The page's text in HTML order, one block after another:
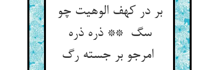
بر در کهف الوهیت چو
سگ ** ذره ذره